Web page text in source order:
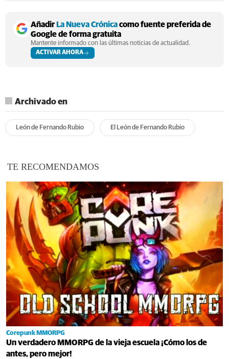
Añadir La Nueva Crónicacomo fuente preferida de
Google de forma gratuita
Mantente informado con las últimas noticias de actualidad.
ACTIVAR AHORA
Archivado en
León de Fernando Rubio El León de Fernando Rubio
TE RECOMENDAMOS
Corepunk MMORPG
Un verdadero MMORPG de la vieja escuela ¡Cómo los de
antes, pero mejor!